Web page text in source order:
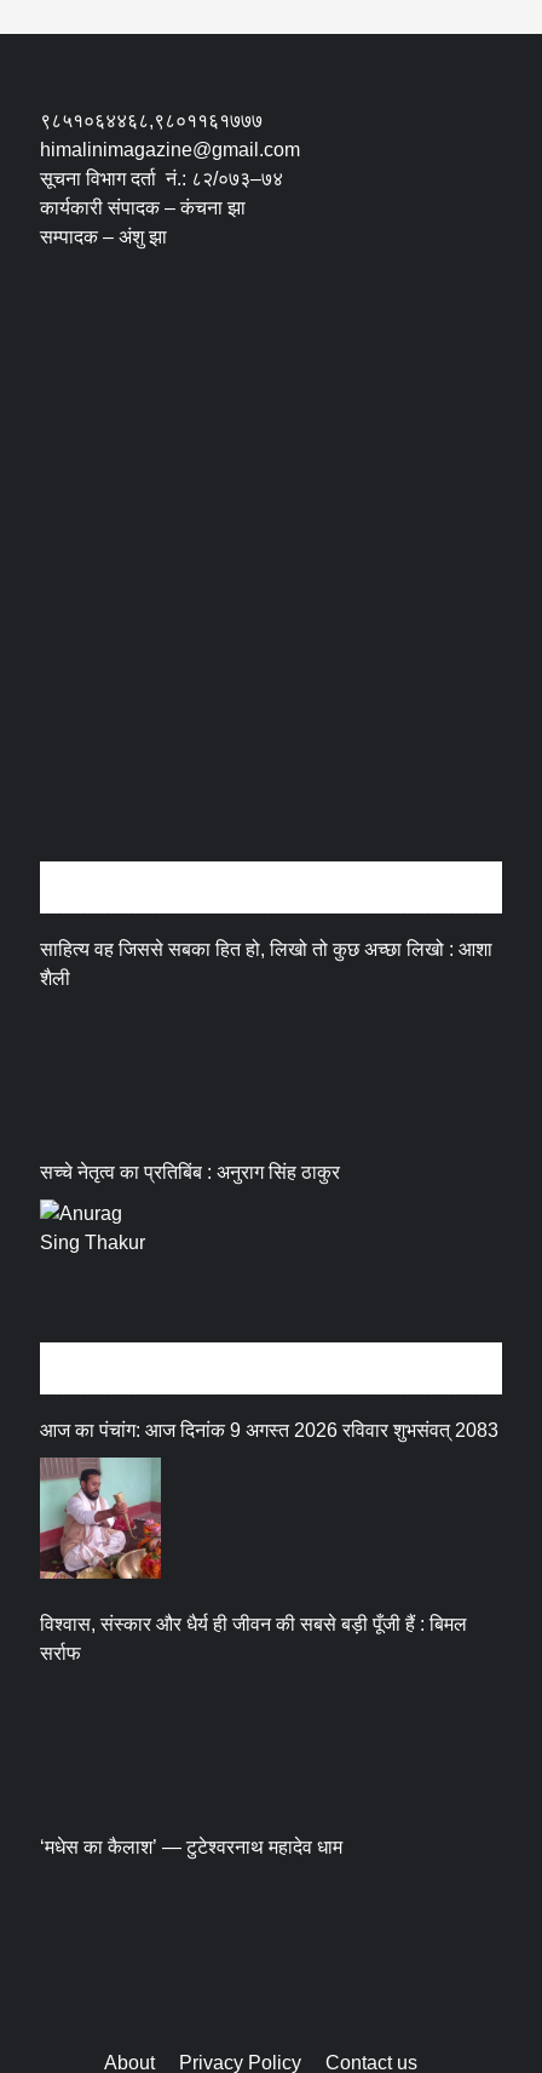
९८५१०६४४६८,९८०११६१७७७
himalinimagazine@gmail.com
सूचना विभाग दर्ता नं.: ८२/०७३–७४
कार्यकारी संपादक – कंचना झा
सम्पादक – अंशु झा
साहित्य वह जिससे सबका हित हो, लिखो तो कुछ अच्छा लिखो : आशा
शैली
सच्चे नेतृत्व का प्रतिबिंब : अनुराग सिंह ठाकुर
आज का पंचांग: आज दिनांक 9 अगस्त 2026 रविवार शुभसंवत् 2083
विश्वास, संस्कार और धैर्य ही जीवन की सबसे बड़ी पूँजी हैं : बिमल
सर्राफ
‘मधेस का कैलाश’ — टुटेश्वरनाथ महादेव धाम
About Privacy Policy Contact us